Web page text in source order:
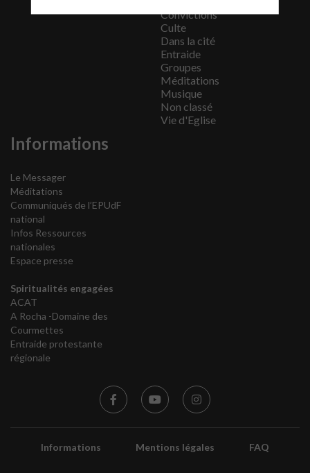
Convictions
Culte
Dans la cité
Entraide
Groupes
Méditations
Musique
Non classé
Vie d'Eglise
Informations
Le Messager
Méditations
Communiqués de l’EPUdF
national
Infos Ressources
nationales
Espace presse
Spiritualités engagées
ACAT
A Rocha -Domaine des
Courmettes
Entraide protestante
régionale
Informations Mentions légales FAQ